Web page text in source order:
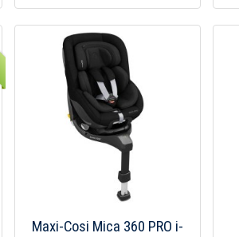
Maxi-Cosi Mica 360 PRO i-